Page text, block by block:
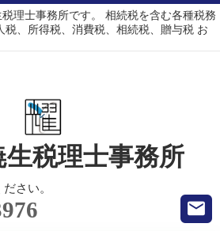
理士事務所です。 相続税を含む各種税務
税、所得税、消費税、相続税、贈与税 お
税理士事務所
さい。